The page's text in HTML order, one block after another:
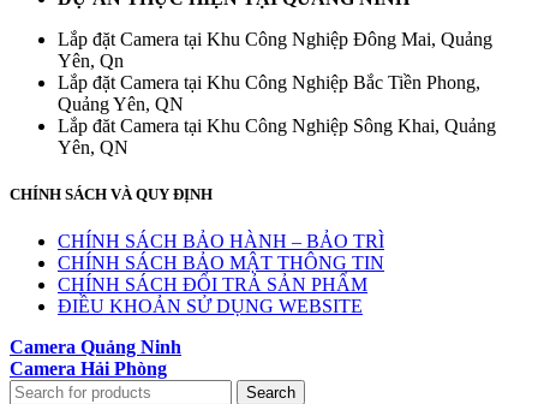
Lắp đặt Camera tại Khu Công Nghiệp Đông Mai, Quảng
Yên, Qn
Lắp đặt Camera tại Khu Công Nghiệp Bắc Tiền Phong,
Quảng Yên, QN
Lắp đăt Camera tại Khu Công Nghiệp Sông Khai, Quảng
Yên, QN
CHÍNH SÁCH VÀ QUY ĐỊNH
CHÍNH SÁCH BẢO HÀNH – BẢO TRÌ
CHÍNH SÁCH BẢO MẬT THÔNG TIN
CHÍNH SÁCH ĐỔI TRẢ SẢN PHẨM
ĐIỀU KHOẢN SỬ DỤNG WEBSITE
Camera Quảng Ninh
Camera Hải Phòng
Search